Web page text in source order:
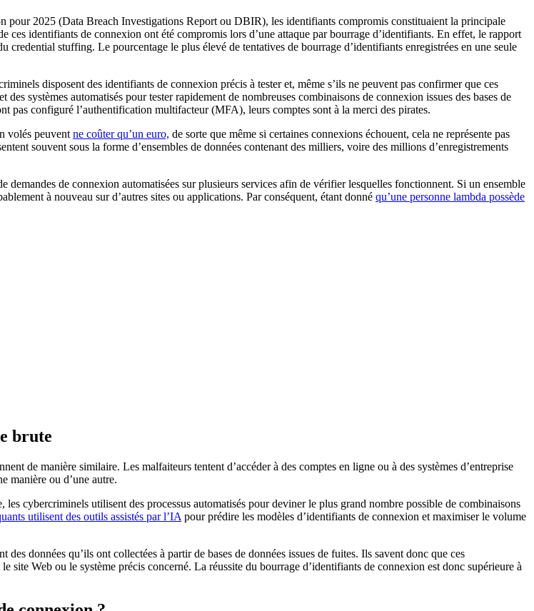
pour 2025 (Data Breach Investigations Report ou DBIR), les identifiants compromis constituaient la principale
ces identifiants de connexion ont été compromis lors d’une attaque par bourrage d’identifiants. En effet, le rapport
stuffing. Le pourcentage le plus élevé de tentatives de bourrage d’identifiants enregistrées en une seule
disposent des identifiants de connexion précis à tester et, même s’ils ne peuvent pas confirmer que ces
systèmes automatisés pour tester rapidement de nombreuses combinaisons de connexion issues des bases de
pas configuré l’authentification multifacteur (MFA), leurs comptes sont à la merci des pirates.
volés peuvent ne coûter qu’un euro, de sorte que même si certaines connexions échouent, cela ne représente pas
souvent sous la forme d’ensembles de données contenant des milliers, voire des millions d’enregistrements
demandes de connexion automatisées sur plusieurs services afin de vérifier lesquelles fonctionnent. Si un ensemble
à nouveau sur d’autres sites ou applications. Par conséquent, étant donné qu’une personne lambda possède
brute
de manière similaire. Les malfaiteurs tentent d’accéder à des comptes en ligne ou à des systèmes d’entreprise
manière ou d’une autre.
cybercriminels utilisent des processus automatisés pour deviner le plus grand nombre possible de combinaisons
utilisent des outils assistés par l’IA pour prédire les modèles d’identifiants de connexion et maximiser le volume
données qu’ils ont collectées à partir de bases de données issues de fuites. Ils savent donc que ces
site Web ou le système précis concerné. La réussite du bourrage d’identifiants de connexion est donc supérieure à